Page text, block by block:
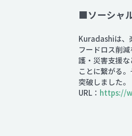
■ソーシャ
Kuradashiは、
フードロス削
護・災害支援
ことに繋がる
突破しました。
URL： https://